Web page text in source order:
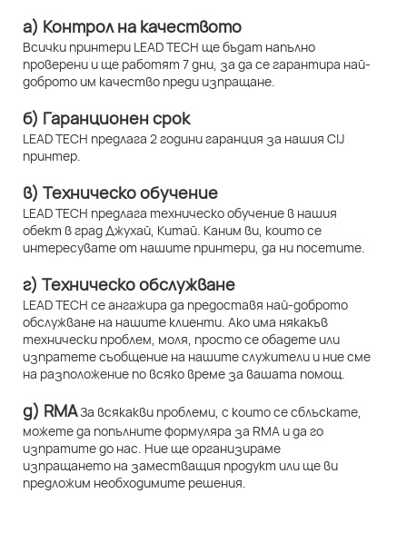
а) Контрол на качеството
Всички принтери LEAD TECH ще бъдат напълно
проверени и ще работят 7 дни, за да се гарантира най-
доброто им качество преди изпращане.
б) Гаранционен срок
LEAD TECH предлага 2 години гаранция за нашия CIJ
принтер.
в) Техническо обучение
LEAD TECH предлага техническо обучение в нашия
обект в град Джухай, Китай. Каним ви, които се
интересувате от нашите принтери, да ни посетите.
г) Техническо обслужване
LEAD TECH се ангажира да предоставя най-доброто
обслужване на нашите клиенти. Ако има някакъв
технически проблем, моля, просто се обадете или
изпратете съобщение на нашите служители и ние сме
на разположение по всяко време за вашата помощ.
д) RMAЗа всякакви проблеми, с които се сблъскате,
можете да попълните формуляра за RMA и да го
изпратите до нас. Ние ще организираме
изпращането на заместващия продукт или ще ви
предложим необходимите решения.